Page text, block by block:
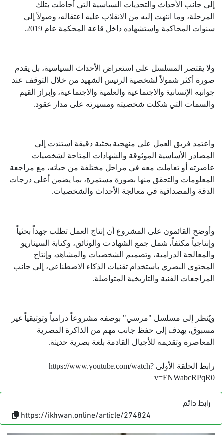
إلى جانب الأحداث والتحديات السياسية التي أحاطت بتلك
المرحلة، وما انتهت إليه من الانقلاب عليه اعتقاله، وصولاً إلى
سنوات المحاكمة واستشهاده داخل قاعة المحكمة عام 2019
.
ولا يقتصر المسلسل على استعراض الأحداث السياسية، بل يقدم
صورة أكثر شمولاً لشخصية الرئيس الشهيد من خلال التوقف عند
جوانبه الإنسانية والاجتماعية والعلمية والاجتماعية، وإبراز القيم
والسمات التي شكلت شخصيته ومسيرته على مدار عقود.
واعتمد فريق العمل على منهجية بحثية دقيقة استندت إلى
المصادر الأساسية الموثوقة والشهادات المتاحة لشخصيات
عاصرته أو تعاملت معه في مراحل مختلفة من حياته، مع مراجعة
المعلومات والتحقق منها بصورة مستمرة، بما يضمن أعلى درجات
الدقة والمصداقية في معالجة الأحداث والشخصيات.
وأوضح القائمون على المشروع أن إنتاج العمل تطلب جهداً بحثياً
وإنتاجياً مكثفاً، شمل جمع الشهادات والوثائق، وكتابة السيناريو
والمعالجة الدرامية، وتصميم الشخصيات والمشاهد، وإنتاج
المحتوى البصري باستخدام تقنيات الذكاء الاصطناعي، إلى جانب
المراجعات الفنية والتاريخية المتواصلة.
ويُنظر إلى مسلسل "مرسي" بوصفه مشروعاً درامياً وتوثيقياً غير
مسبوق، يهدف إلى حفظ جانب مهم من الذاكرة المصرية
المعاصرة وتقديمه للأجيال القادمة بلغة بصرية حديثة.
رابط الحلقة الأولى https://www.youtube.com/watch?
v=ENWabcRPqR0
رابط دائم
https://ikhwan.online/article/274824